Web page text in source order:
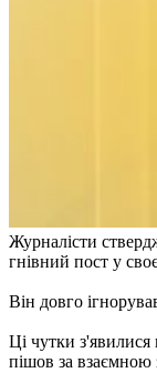
Журналісти
гнівний пост у
Він довго
Ці чутки
пішов за